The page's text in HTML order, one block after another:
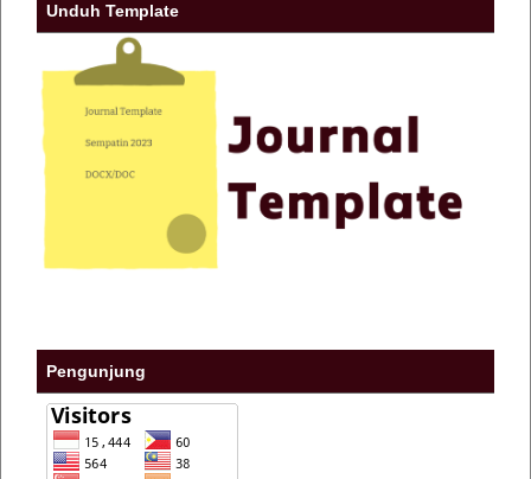
Unduh Template
Pengunjung